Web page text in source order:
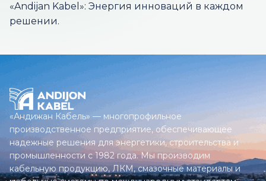
«Andijan Kabel»: Энергия инноваций в каждом
решении.
«Андижан Кабель» — многопрофильное
производственное предприятие, обеспечивающее
надежные решения для энергетики, строительства и
промышленности с 1982 года. Мы производим
кабельную продукцию, ЛКМ, смазочные материалы и